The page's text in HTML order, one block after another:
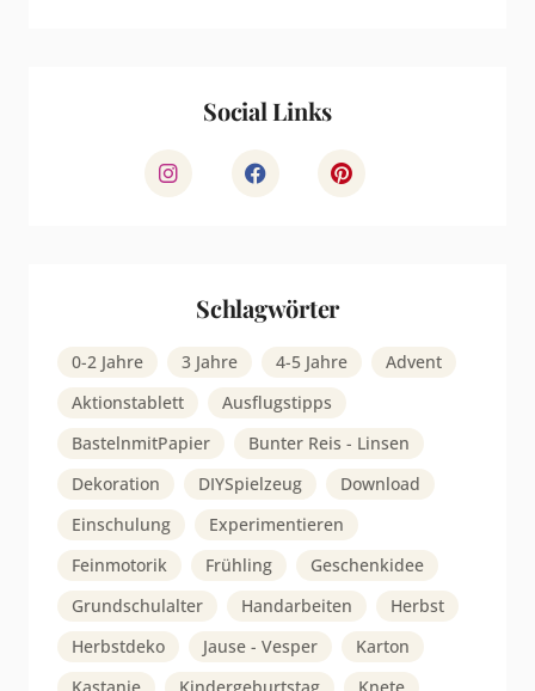
Social Links
Schlagwörter
0-2 Jahre 3 Jahre 4-5 Jahre
Advent
Aktionstablett
Ausflugstipps
BastelnmitPapier
Bunter Reis - Linsen
Dekoration
DIYSpielzeug
Download
Einschulung
Experimentieren
Feinmotorik
Frühling
Geschenkidee
Grundschulalter
Handarbeiten
Herbst
Herbstdeko
Jause - Vesper
Karton
Kastanie
Kindergeburtstag Knete